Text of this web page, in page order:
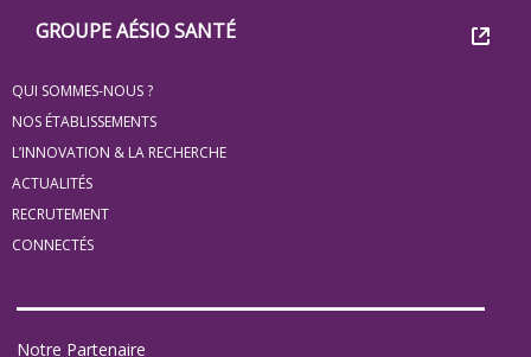
Groupe
Eovi
pour
les
minis
site
GROUPE AÉSIO SANTÉ
QUI SOMMES-NOUS ?
NOS ÉTABLISSEMENTS
L’INNOVATION & LA RECHERCHE
ACTUALITÉS
RECRUTEMENT
CONNECTÉS
Notre Partenaire